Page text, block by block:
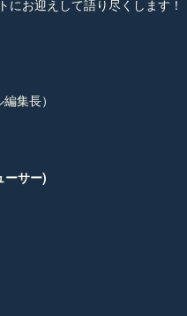
お迎えして語り尽くします！
集長）
ーサー)